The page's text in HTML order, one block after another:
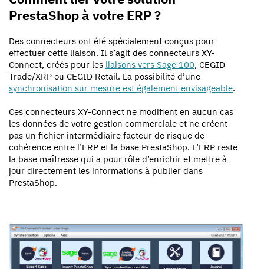
PrestaShop à votre ERP ?
Des connecteurs ont été spécialement conçus pour
effectuer cette liaison. Il s’agit des connecteurs XY-
Connect, créés pour les liaisons vers Sage 100, CEGID
Trade/XRP ou CEGID Retail. La possibilité d’une
synchronisation sur mesure est également envisageable.
Ces connecteurs XY-Connect ne modifient en aucun cas
les données de votre gestion commerciale et ne créent
pas un fichier intermédiaire facteur de risque de
cohérence entre l’ERP et la base PrestaShop. L’ERP reste
la base maîtresse qui a pour rôle d’enrichir et mettre à
jour directement les informations à publier dans
PrestaShop.